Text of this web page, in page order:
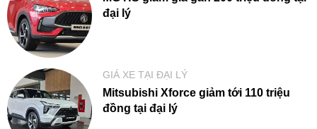
đại lý
GIÁ XE TẠI ĐẠI LÝ
Mitsubishi Xforce giảm tới 110 triệu
đồng tại đại lý